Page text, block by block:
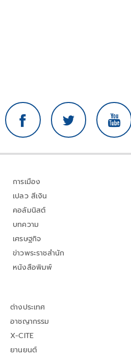
การเมือง
เปลว สีเงิน
คอลัมนิสต์
บทความ
เศรษฐกิจ
ข่าวพระราชสำนัก
หนังสือพิมพ์
ต่างประเทศ
อาชญากรรม
X-CITE
ยานยนต์